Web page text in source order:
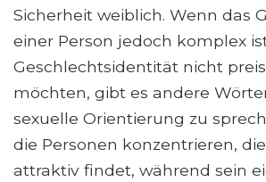
Sicherheit weiblich. Wenn das
einer Person jedoch komplex
Geschlechtsidentität nicht
möchten, gibt es andere
sexuelle Orientierung zu
die Personen konzentrieren,
attraktiv findet, während sein